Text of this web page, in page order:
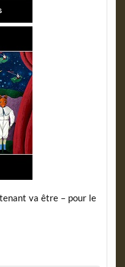
va être – pour le